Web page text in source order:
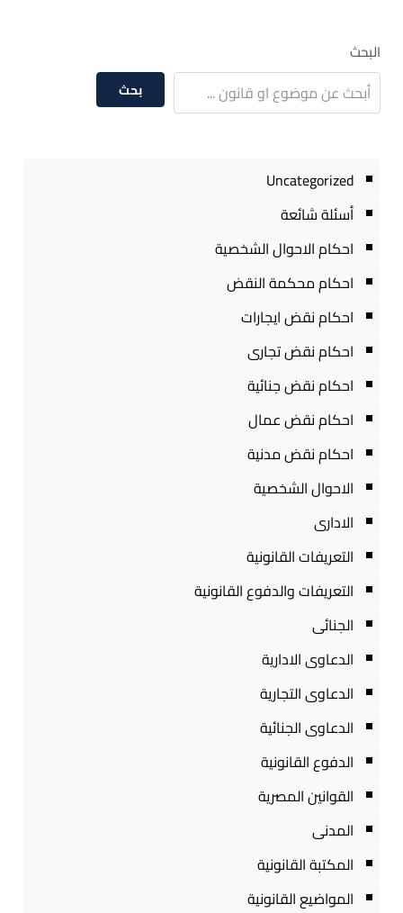
البحث
بحث
Uncategorized
أسئلة شائعة
احكام الاحوال الشخصية
احكام محكمة النقض
احكام نقض ايجارات
احكام نقض تجارى
احكام نقض جنائية
احكام نقض عمال
احكام نقض مدنية
الاحوال الشخصية
الادارى
التعريفات القانونية
التعريفات والدفوع القانونية
الجنائى
الدعاوى الادارية
الدعاوى التجارية
الدعاوى الجنائية
الدفوع القانونية
القوانين المصرية
المدنى
المكتبة القانونية
المواضيع القانونية